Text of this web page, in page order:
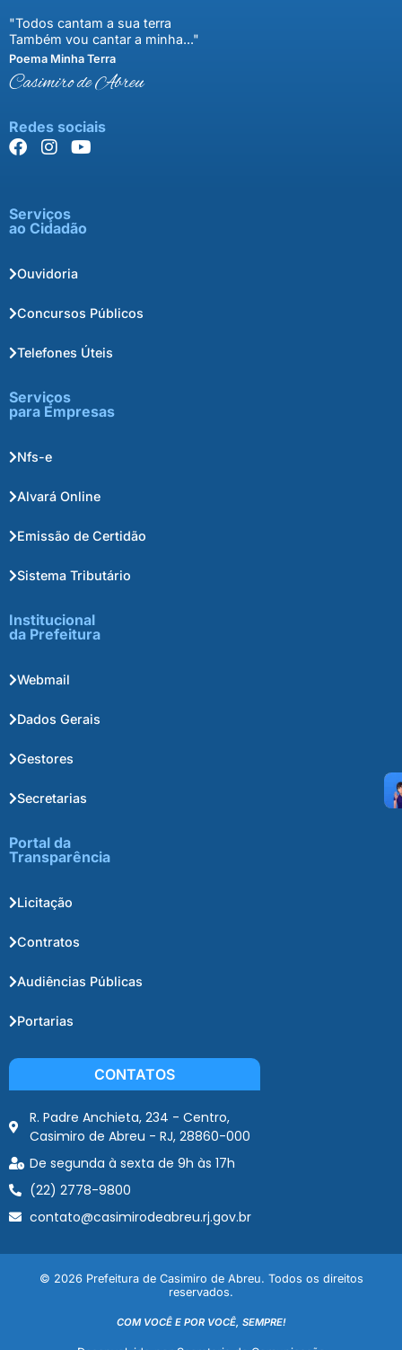
"Todos cantam a sua terra
Também vou cantar a minha..."
Poema Minha Terra
Casimiro de Abreu
Redes sociais
Serviços
ao Cidadão
Ouvidoria
Concursos Públicos
Telefones Úteis
Serviços
para Empresas
Nfs-e
Alvará Online
Emissão de Certidão
Sistema Tributário
Institucional
da Prefeitura
Webmail
Dados Gerais
Gestores
Secretarias
Portal da
Transparência
Licitação
Contratos
Audiências Públicas
Portarias
CONTATOS
R. Padre Anchieta, 234 - Centro,
Casimiro de Abreu - RJ, 28860-000
De segunda à sexta de 9h às 17h
(22) 2778-9800
contato@casimirodeabreu.rj.gov.br
© 2026 Prefeitura de Casimiro de Abreu. Todos os direitos
reservados.
COM VOCÊ E POR VOCÊ, SEMPRE!